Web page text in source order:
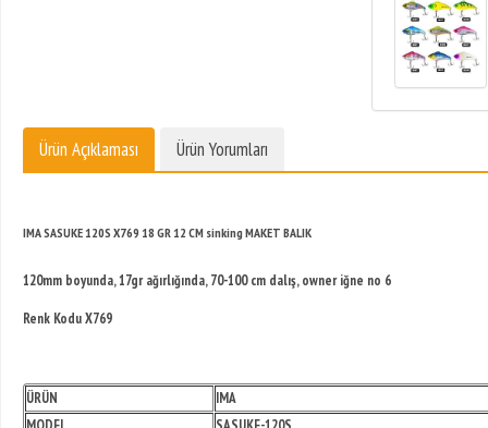
Ürün Açıklaması Ürün Yorumları
IMA SASUKE 120S X769 18 GR 12 CM sinking MAKET BALIK
120mm boyunda, 17gr ağırlığında, 70-100 cm dalış, owner iğne no 6
Renk Kodu X769
ÜRÜN
IMA